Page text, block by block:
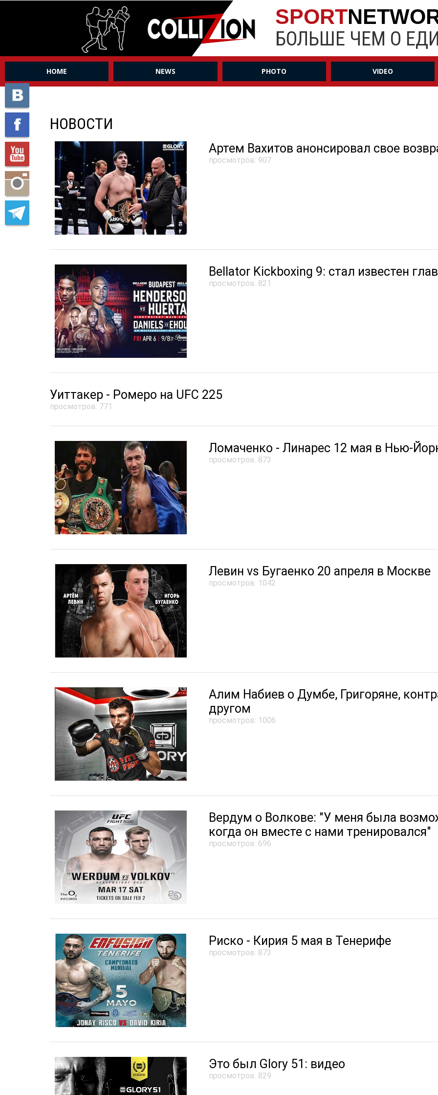
SPORT
БОЛЬШЕ ЧЕМ О
HOME NEWS PHOTO VIDEO
НОВОСТИ
Артем Вахитов анонсировал свое
просмотров: 907
Bellator Kickboxing 9: стал известен
просмотров: 821
Уиттакер - Ромеро на UFC 225
просмотров: 771
Ломаченко - Линарес 12 мая в Нью-
просмотров: 873
Левин vs Бугаенко 20 апреля в Москве
просмотров: 1042
Алим Набиев о Думбе, Григоряне,
другом
просмотров: 1006
Вердум о Волкове: "У меня была
когда он вместе с нами тренировался"
просмотров: 696
Риско - Кирия 5 мая в Тенерифе
просмотров: 873
Это был Glory 51: видео
просмотров: 829